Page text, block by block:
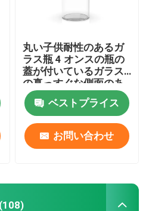
テナ
丸い子供耐性のあるガ
ラス瓶 4 オンスの瓶の
蓋が付いているガラス
の真っすぐな側面のあ
る瓶
ベストプライス
お問い合わせ
(108)